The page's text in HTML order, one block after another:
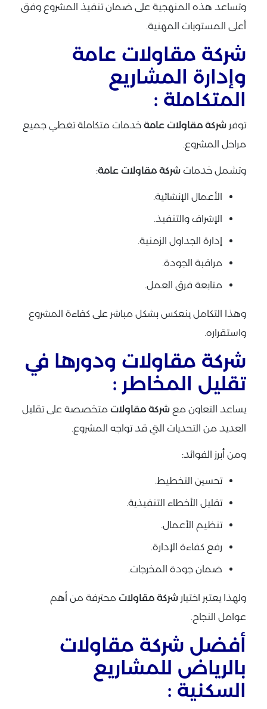
وتساعد هذه المنهجية على ضمان تنفيذ المشروع وفق
أعلى المستويات المهنية.
شركة مقاولات عامة
وإدارة المشاريع
المتكاملة :
توفر شركة مقاولات عامة خدمات متكاملة تغطي جميع
مراحل المشروع.
وتشمل خدمات شركة مقاولات عامة:
الأعمال الإنشائية.
الإشراف والتنفيذ.
إدارة الجداول الزمنية.
مراقبة الجودة.
متابعة فرق العمل.
وهذا التكامل ينعكس بشكل مباشر على كفاءة المشروع
واستقراره.
شركة مقاولات ودورها في
تقليل المخاطر :
يساعد التعاون مع شركة مقاولات متخصصة على تقليل
العديد من التحديات التي قد تواجه المشروع.
ومن أبرز الفوائد:
تحسين التخطيط.
تقليل الأخطاء التنفيذية.
تنظيم الأعمال.
رفع كفاءة الإدارة.
ضمان جودة المخرجات.
ولهذا يعتبر اختيار شركة مقاولات محترفة من أهم
عوامل النجاح.
أفضل شركة مقاولات
بالرياض للمشاريع
السكنية :